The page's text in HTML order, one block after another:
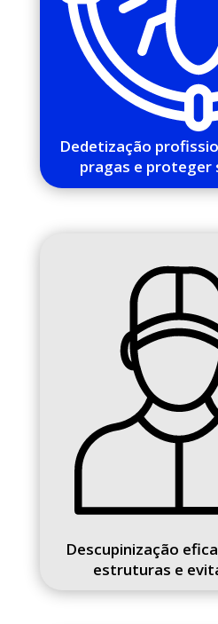
Dedetização
pragas e proteger
Descupinização
estruturas e